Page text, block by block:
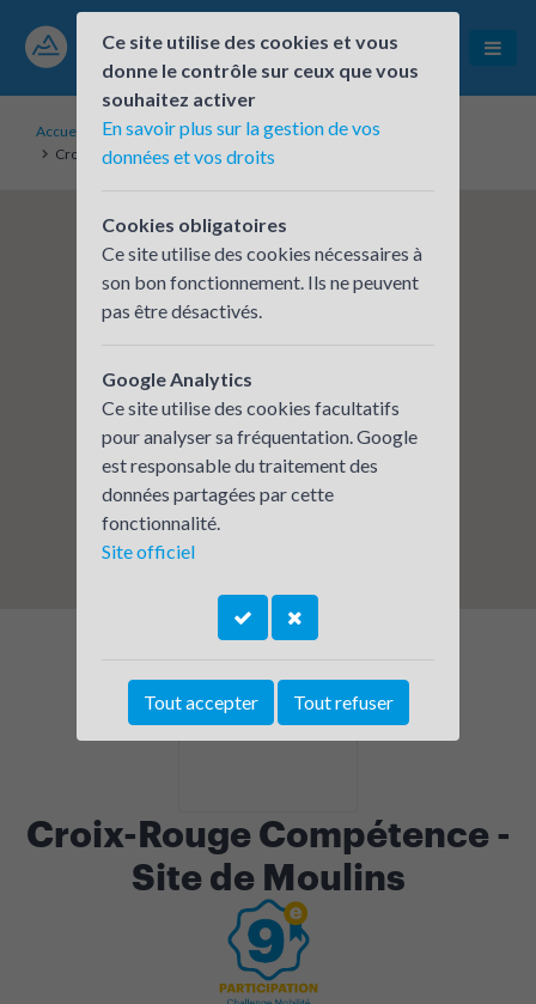
Accueil
Établissements inscrits
Croix-Rouge Compétence - Site de Moulins
Croix-Rouge Compétence -
Site de Moulins
Ce site utilise des cookies et vous
donne le contrôle sur ceux que vous
souhaitez activer
En savoir plus sur la gestion de vos
données et vos droits
Cookies obligatoires
Ce site utilise des cookies nécessaires à
son bon fonctionnement. Ils ne peuvent
pas être désactivés.
Google Analytics
Ce site utilise des cookies facultatifs
pour analyser sa fréquentation. Google
est responsable du traitement des
données partagées par cette
fonctionnalité.
Site officiel
Tout accepter Tout refuser